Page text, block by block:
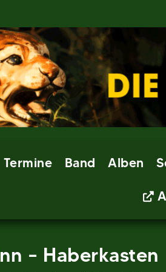
Termine Band Alben
– Haberkasten